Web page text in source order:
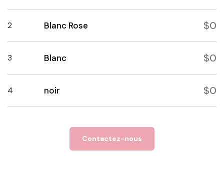
2 Blanc Rose $0
3 Blanc $0
4 noir $0
Contactez-nous